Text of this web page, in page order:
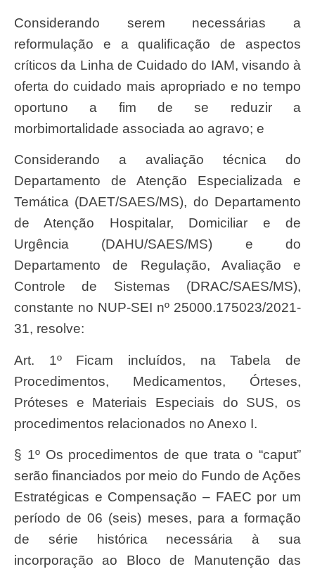
Considerando serem necessárias a
reformulação e a qualificação de aspectos
críticos da Linha de Cuidado do IAM, visando à
oferta do cuidado mais apropriado e no tempo
oportuno a fim de se reduzir a
morbimortalidade associada ao agravo; e
Considerando a avaliação técnica do
Departamento de Atenção Especializada e
Temática (DAET/SAES/MS), do Departamento
de Atenção Hospitalar, Domiciliar e de
Urgência (DAHU/SAES/MS) e do
Departamento de Regulação, Avaliação e
Controle de Sistemas (DRAC/SAES/MS),
constante no NUP-SEI nº 25000.175023/2021-
31, resolve:
Art. 1º Ficam incluídos, na Tabela de
Procedimentos, Medicamentos, Órteses,
Próteses e Materiais Especiais do SUS, os
procedimentos relacionados no Anexo I.
§ 1º Os procedimentos de que trata o “caput”
serão financiados por meio do Fundo de Ações
Estratégicas e Compensação – FAEC por um
período de 06 (seis) meses, para a formação
de série histórica necessária à sua
incorporação ao Bloco de Manutenção das